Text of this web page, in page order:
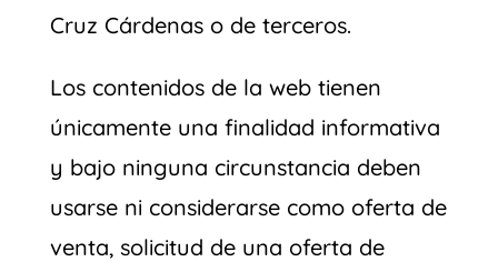
Cruz Cárdenas o de terceros.
Los contenidos de la web tienen
únicamente una finalidad informativa
y bajo ninguna circunstancia deben
usarse ni considerarse como oferta de
venta, solicitud de una oferta de